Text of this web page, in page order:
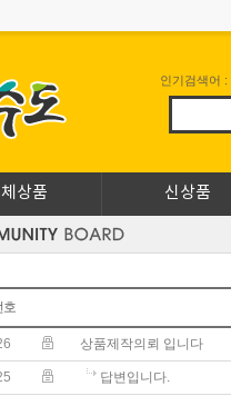
인기검색어 :
상품 신상품
호
상품제작의뢰 입니다
답변입니다.